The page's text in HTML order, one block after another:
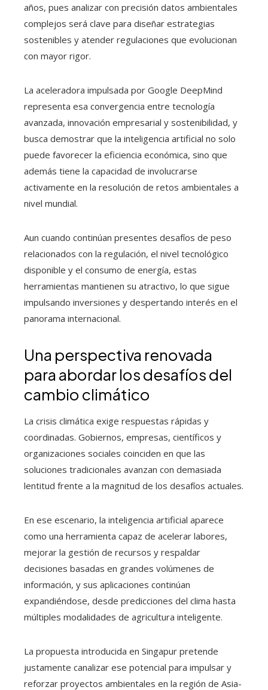
años, pues analizar con precisión datos ambientales
complejos será clave para diseñar estrategias
sostenibles y atender regulaciones que evolucionan
con mayor rigor.
La aceleradora impulsada por Google DeepMind
representa esa convergencia entre tecnología
avanzada, innovación empresarial y sostenibilidad, y
busca demostrar que la inteligencia artificial no solo
puede favorecer la eficiencia económica, sino que
además tiene la capacidad de involucrarse
activamente en la resolución de retos ambientales a
nivel mundial.
Aun cuando continúan presentes desafíos de peso
relacionados con la regulación, el nivel tecnológico
disponible y el consumo de energía, estas
herramientas mantienen su atractivo, lo que sigue
impulsando inversiones y despertando interés en el
panorama internacional.
Una perspectiva renovada
para abordar los desafíos del
cambio climático
La crisis climática exige respuestas rápidas y
coordinadas. Gobiernos, empresas, científicos y
organizaciones sociales coinciden en que las
soluciones tradicionales avanzan con demasiada
lentitud frente a la magnitud de los desafíos actuales.
En ese escenario, la inteligencia artificial aparece
como una herramienta capaz de acelerar labores,
mejorar la gestión de recursos y respaldar
decisiones basadas en grandes volúmenes de
información, y sus aplicaciones continúan
expandiéndose, desde predicciones del clima hasta
múltiples modalidades de agricultura inteligente.
La propuesta introducida en Singapur pretende
justamente canalizar ese potencial para impulsar y
reforzar proyectos ambientales en la región de Asia-